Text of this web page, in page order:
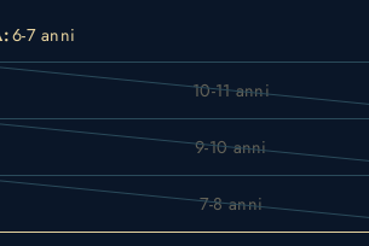
6-7 anni
10-11 anni
9-10 anni
7-8 anni